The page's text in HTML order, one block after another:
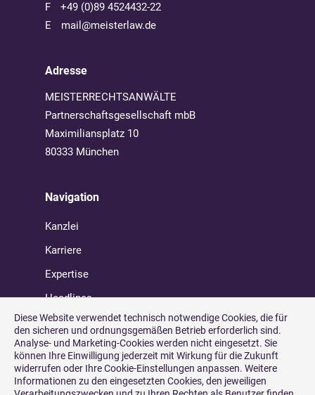
F
+49 (0)89 4524432-22
E
mail@meisterlaw.de
Adresse
MEISTERRECHTSANWÄLTE
Partnerschaftsgesellschaft mbB
Maximiliansplatz 10
80333 München
Navigation
Kanzlei
Karriere
Expertise
Headlines
Diese Website verwendet technisch notwendige Cookies, die für
den sicheren und ordnungsgemäßen Betrieb erforderlich sind.
Analyse- und Marketing-Cookies werden nicht eingesetzt. Sie
können Ihre Einwilligung jederzeit mit Wirkung für die Zukunft
widerrufen oder Ihre Cookie-Einstellungen anpassen. Weitere
Informationen zu den eingesetzten Cookies, den jeweiligen